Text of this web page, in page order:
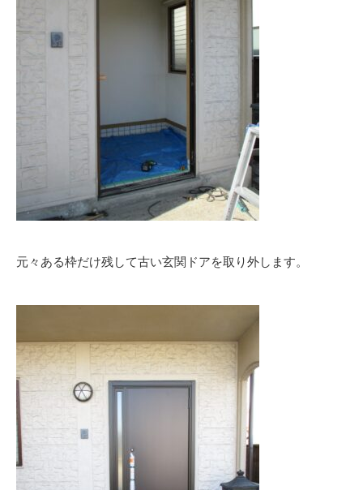
元々ある枠だけ残して古い玄関ドアを取り外します。